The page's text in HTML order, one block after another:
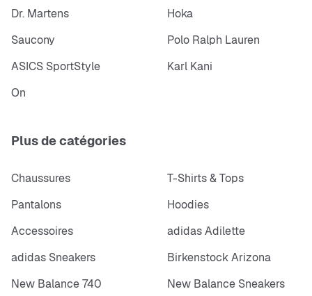
Dr. Martens
Hoka
Saucony
Polo Ralph Lauren
ASICS SportStyle
Karl Kani
On
Plus de catégories
Chaussures
T-Shirts & Tops
Pantalons
Hoodies
Accessoires
adidas Adilette
adidas Sneakers
Birkenstock Arizona
New Balance 740
New Balance Sneakers